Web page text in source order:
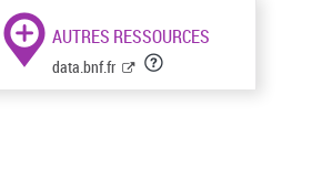
AUTRES RESSOURCES
data.bnf.fr